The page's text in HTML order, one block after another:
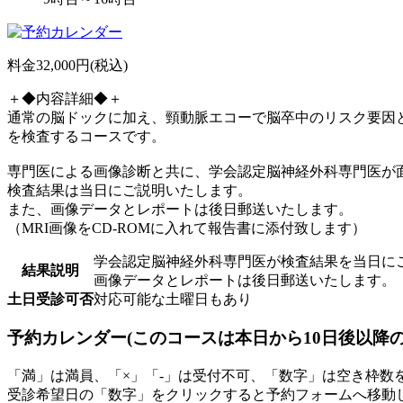
料金32,000円(税込)
＋◆内容詳細◆＋
通常の脳ドックに加え、頸動脈エコーで脳卒中のリスク要因
を検査するコースです。
専門医による画像診断と共に、学会認定脳神経外科専門医が
検査結果は当日にご説明いたします。
また、画像データとレポートは後日郵送いたします。
（MRI画像をCD-ROMに入れて報告書に添付致します）
結果説明
学会認定脳神経外科専門医が検査結果を当日に
画像データとレポートは後日郵送いたします。
土日受診可否対応可能な土曜日もあり
予約カレンダー(このコースは本日から10日後以降
「 満 」は満員、「 × 」「 - 」は受付不可、「 数字 」は空き枠数
受診希望日の「 数字 」をクリックすると予約フォームへ移動